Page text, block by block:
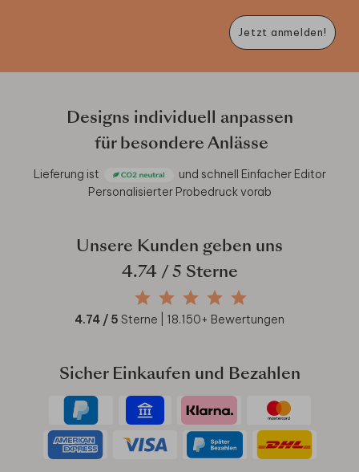
Jetzt anmelden!
Designs individuell anpassen
für besondere Anlässe
Lieferung ist und schnell Einfacher Editor
Personalisierter Probedruck vorab
Unsere Kunden geben uns
4.74/ 5 Sterne
4.74 / 5 Sterne | 18.150+ Bewertungen
Sicher Einkaufen und Bezahlen